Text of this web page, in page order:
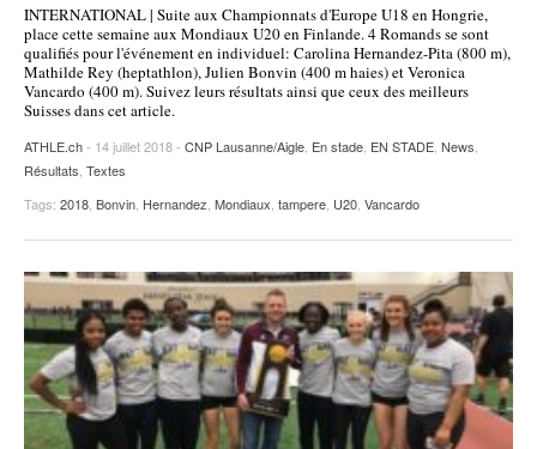
POURQUOI ATHLE.CH ?
ATHLE.CH RÉGIONS | VAUD
HIGHLIGHTS
LIVRES
INTERNATIONAL | Suite aux Championnats d'Europe U18 en Hongrie,
place cette semaine aux Mondiaux U20 en Finlande. 4 Romands se sont
qualifiés pour l'événement en individuel: Carolina Hernandez-Pita (800 m),
Mathilde Rey (heptathlon), Julien Bonvin (400 m haies) et Veronica
Vancardo (400 m). Suivez leurs résultats ainsi que ceux des meilleurs
Suisses dans cet article.
ATHLE.ch- 14 juillet 2018 - CNP Lausanne/Aigle En stade EN STADE News
Résultats Textes
Tags: 2018 Bonvin Hernandez Mondiaux tampere U20 Vancardo